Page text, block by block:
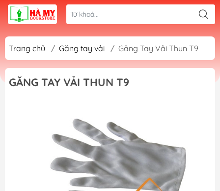
Trang chủ / Găng tay vải / Găng Tay Vải Thun T9
GĂNG TAY VẢI THUN T9